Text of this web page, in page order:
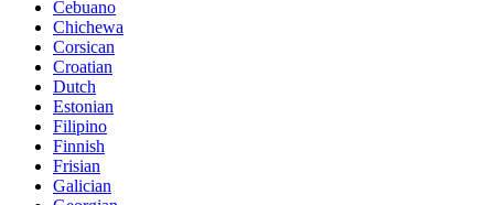
Cebuano
Chichewa
Corsican
Croatian
Dutch
Estonian
Filipino
Finnish
Frisian
Galician